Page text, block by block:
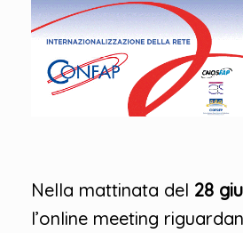
Nella mattinata del 28
l’online meeting